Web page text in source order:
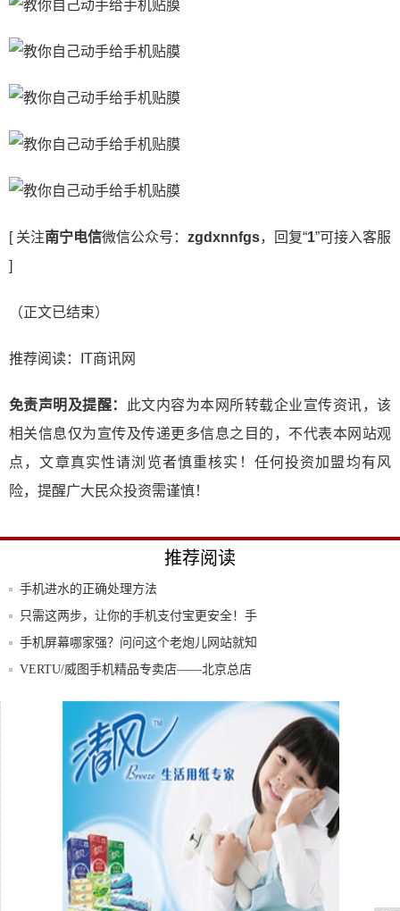
[ 关注南宁电信微信公众号： zgdxnnfgs，回复“1”可接入客服
]
（正文已结束）
推荐阅读： IT商讯网
免责声明及提醒：
此文内容为本网所转载企业宣传资讯，该
相关信息仅为宣传及传递更多信息之目的，不代表本网站观
点，文章真实性请浏览者慎重核实！任何投资加盟均有风
险，提醒广大民众投资需谨慎！
推荐阅读
手机进水的正确处理方法
只需这两步，让你的手机支付宝更安全！手
机丢了
手机屏幕哪家强？问问这个老炮儿网站就知
道了
VERTU/威图手机精品专卖店——北京总店
地方移动手机营业厅开始引导用户向中国移